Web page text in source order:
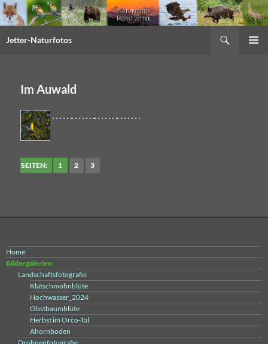
Jetter-Naturfotos
Im Auwald
SEITEN: 1 2 3
Home
Bildergalerien
Landschaftsfotografie
Klatschmohnblüte
Hochwasser_2024
Obstbaumblüte
Herbst im Orco-Tal
Ahornboden